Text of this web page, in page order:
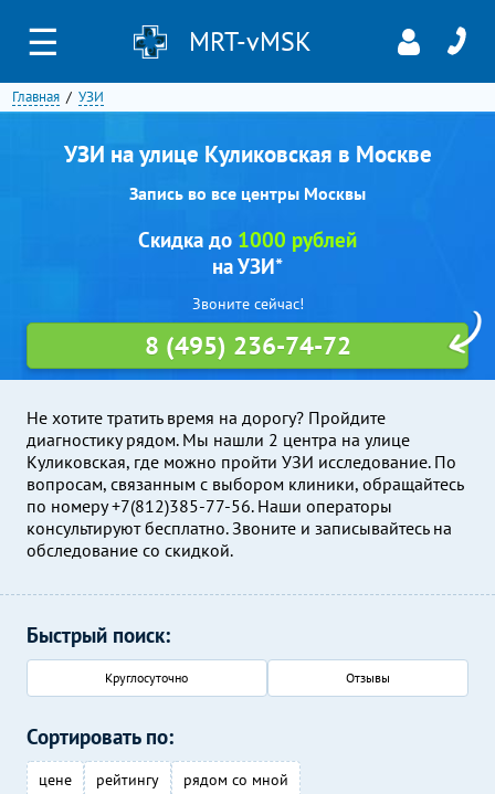
☰ MRT-vMSK
Главная УЗИ
УЗИ на улице Куликовская в Москве
Запись во все центры Москвы
Не хотите тратить время на дорогу? Пройдите
диагностику рядом. Мы нашли 2 центра на улице
Куликовская, где можно пройти УЗИ исследование. По
вопросам, связанным с выбором клиники, обращайтесь
по номеру +7(812)385-77-56. Наши операторы
консультируют бесплатно. Звоните и записывайтесь на
обследование со скидкой.
Скидка до 1000 рублей
на УЗИ*
Звоните сейчас!
8 (495) 236-74-72
Быстрый поиск:
Круглосуточно Отзывы
Сортировать по:
цене рейтингу рядом со мной